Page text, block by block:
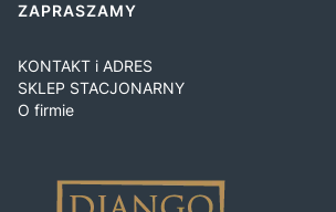
ZAPRASZAMY
KONTAKT i ADRES
SKLEP STACJONARNY
O firmie